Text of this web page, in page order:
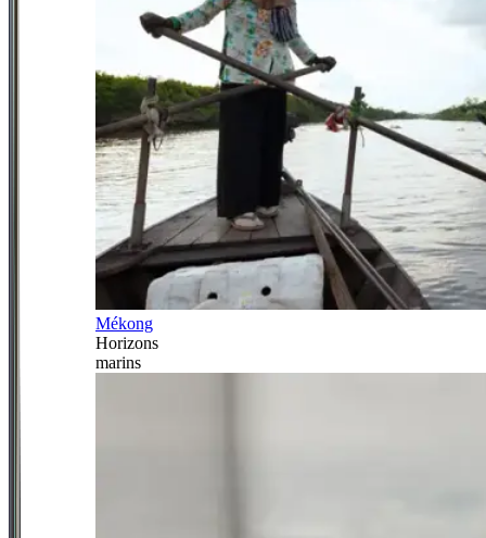
Mékong
Horizons
marins